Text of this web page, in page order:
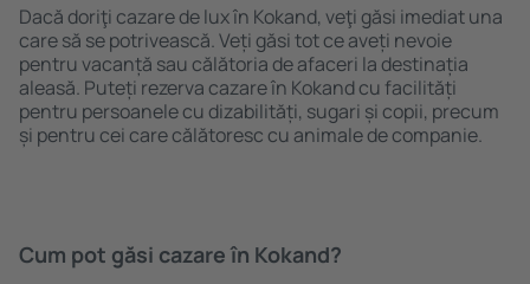
Dacă doriţi cazare de lux în Kokand, veţi găsi imediat una
care să se potrivească. Veți găsi tot ce aveți nevoie
pentru vacanță sau călătoria de afaceri la destinația
aleasă. Puteți rezerva cazare în Kokand cu facilități
pentru persoanele cu dizabilități, sugari și copii, precum
și pentru cei care călătoresc cu animale de companie.
Cum pot găsi cazare în Kokand?